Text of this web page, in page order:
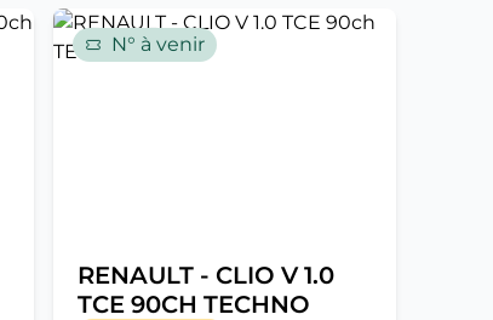
N° à venir
RENAULT - CLIO V 1.0
TCE 90CH TECHNO